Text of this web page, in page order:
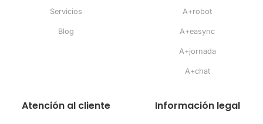
Servicios
Blog
A+robot
A+easync
A+jornada
A+chat
Atención al cliente Información legal